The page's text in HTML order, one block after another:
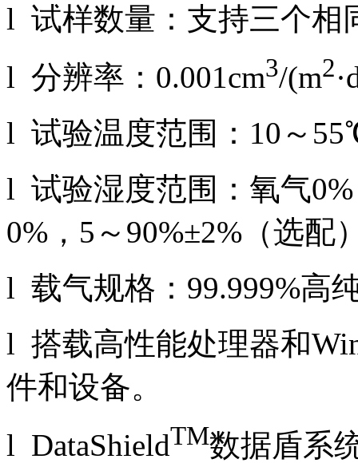
l 试样数量：支持三个相
l 分辨率：0.001cm3/(m2
l 试验温度范围：10～
l 试验湿度范围：氧气0%
0%，5～90%±2%（选配
l 载气规格：99.999%高
l 搭载高性能处理器和
件和设备。
l DataShieldTM数据盾系